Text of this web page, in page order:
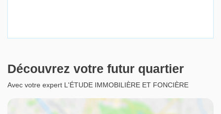
Découvrez votre futur quartier
Avec votre expert L'ÉTUDE IMMOBILIÈRE ET FONCIÈRE